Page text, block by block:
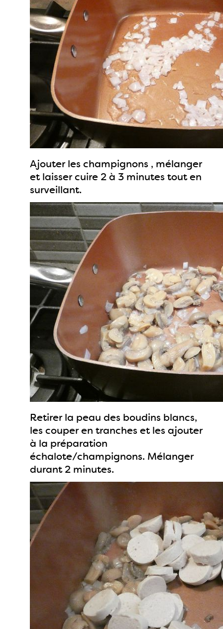
Ajouter les champignons , mélanger
et laisser cuire 2 à 3 minutes tout en
surveillant.
Retirer la peau des boudins blancs,
les couper en tranches et les ajouter
à la préparation
échalote/champignons. Mélanger
durant 2 minutes.